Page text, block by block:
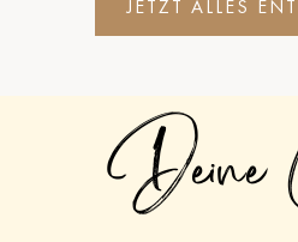
JETZT ALLES
Deine